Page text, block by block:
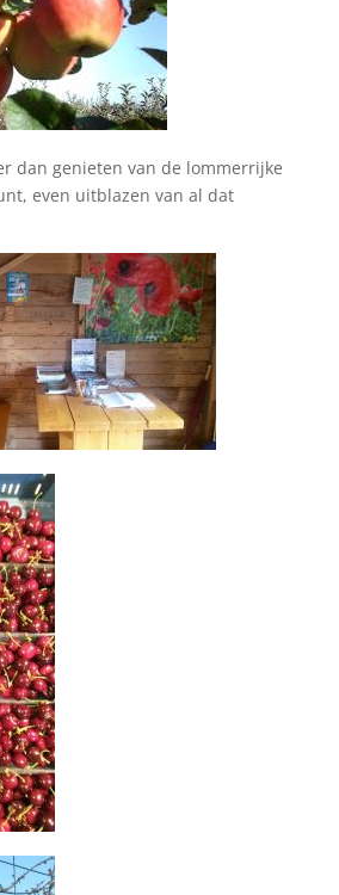
dan genieten van de lommerrijke
even uitblazen van al dat